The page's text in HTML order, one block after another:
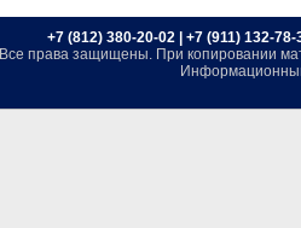
+7 (812) 380-20-02 | +7 (911) 132-
Все права защищены. При копировании